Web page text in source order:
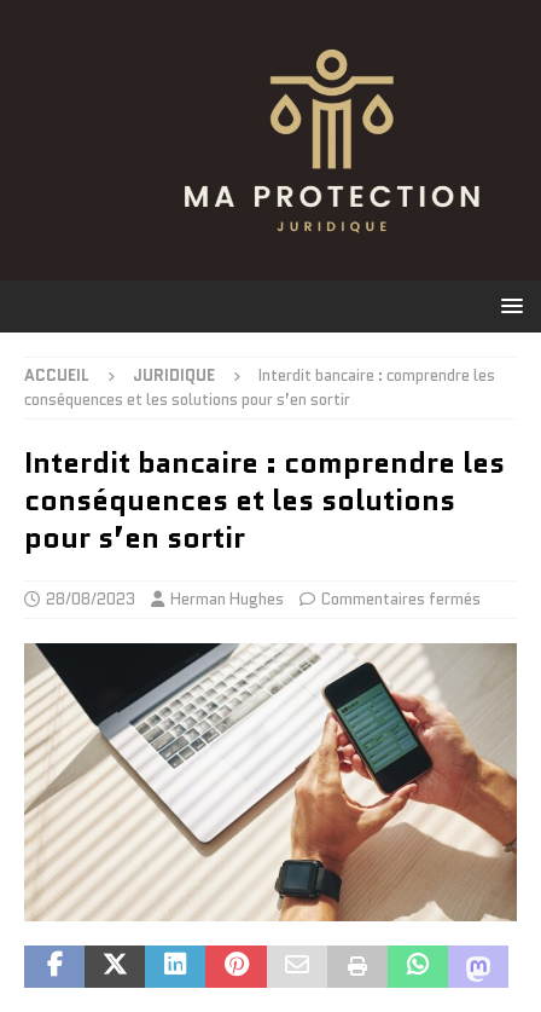
ACCUEIL JURIDIQUE
Interdit bancaire : comprendre les
conséquences et les solutions pour s’en sortir
Interdit bancaire : comprendre les
conséquences et les solutions
pour s’en sortir
28/08/2023 Herman Hughes Commentaires fermés